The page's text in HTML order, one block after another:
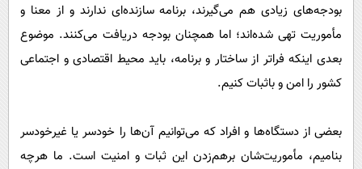
بودجه‌های زیادی هم می‌گیرند، برنامه سازنده‌ای ندارند و از معنا و
مأموریت تهی شده‌اند؛ اما همچنان بودجه دریافت می‌کنند. موضوع
بعدی اینکه فراتر از ساختار و برنامه، باید محیط اقتصادی و اجتماعی
کشور را امن و با‌ثبات کنیم.
بعضی از دستگاه‌ها و افراد که می‌توانیم آن‌ها را خودسر یا غیرخودسر
بنامیم، مأموریت‌شان برهم‌زدن این ثبات و امنیت است. ما هرچه